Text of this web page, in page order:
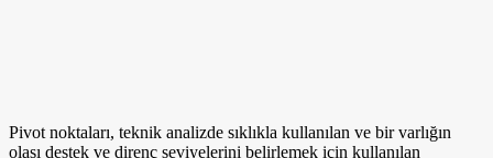
Pivot noktaları, teknik analizde sıklıkla kullanılan ve bir varlığın
olası destek ve direnç seviyelerini belirlemek için kullanılan